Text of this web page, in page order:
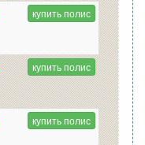
купить полис
купить полис
купить полис